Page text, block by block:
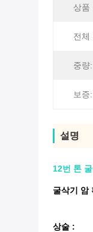
상품
전체
중량:
보증:
설명
12번 톤
굴삭기 암
상술 :